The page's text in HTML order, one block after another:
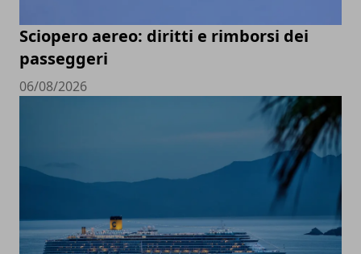
Sciopero aereo: diritti e rimborsi dei
passeggeri
06/08/2026